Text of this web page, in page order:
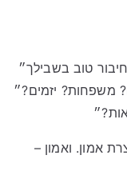
טוב בשבילך״
משפחות? יזמים?״
אמון. ואמון –